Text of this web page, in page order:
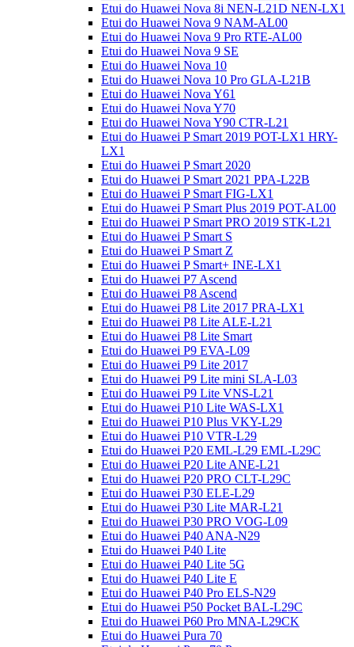
Etui do Huawei Nova 8i NEN-L21D NEN-LX1
Etui do Huawei Nova 9 NAM-AL00
Etui do Huawei Nova 9 Pro RTE-AL00
Etui do Huawei Nova 9 SE
Etui do Huawei Nova 10
Etui do Huawei Nova 10 Pro GLA-L21B
Etui do Huawei Nova Y61
Etui do Huawei Nova Y70
Etui do Huawei Nova Y90 CTR-L21
Etui do Huawei P Smart 2019 POT-LX1 HRY-
LX1
Etui do Huawei P Smart 2020
Etui do Huawei P Smart 2021 PPA-L22B
Etui do Huawei P Smart FIG-LX1
Etui do Huawei P Smart Plus 2019 POT-AL00
Etui do Huawei P Smart PRO 2019 STK-L21
Etui do Huawei P Smart S
Etui do Huawei P Smart Z
Etui do Huawei P Smart+ INE-LX1
Etui do Huawei P7 Ascend
Etui do Huawei P8 Ascend
Etui do Huawei P8 Lite 2017 PRA-LX1
Etui do Huawei P8 Lite ALE-L21
Etui do Huawei P8 Lite Smart
Etui do Huawei P9 EVA-L09
Etui do Huawei P9 Lite 2017
Etui do Huawei P9 Lite mini SLA-L03
Etui do Huawei P9 Lite VNS-L21
Etui do Huawei P10 Lite WAS-LX1
Etui do Huawei P10 Plus VKY-L29
Etui do Huawei P10 VTR-L29
Etui do Huawei P20 EML-L29 EML-L29C
Etui do Huawei P20 Lite ANE-L21
Etui do Huawei P20 PRO CLT-L29C
Etui do Huawei P30 ELE-L29
Etui do Huawei P30 Lite MAR-L21
Etui do Huawei P30 PRO VOG-L09
Etui do Huawei P40 ANA-N29
Etui do Huawei P40 Lite
Etui do Huawei P40 Lite 5G
Etui do Huawei P40 Lite E
Etui do Huawei P40 Pro ELS-N29
Etui do Huawei P50 Pocket BAL-L29C
Etui do Huawei P60 Pro MNA-L29CK
Etui do Huawei Pura 70